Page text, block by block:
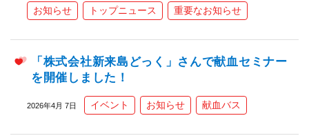
お知らせ トップニュース 重要なお知らせ
「株式会社新来島どっく」さんで献血セミナー
を開催しました！
2026年4月 7日 イベント お知らせ 献血バス